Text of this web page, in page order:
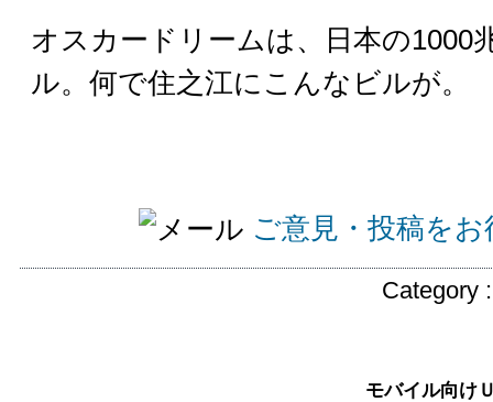
オスカードリームは、日本の1000
ル。何で住之江にこんなビルが。
ご意見・投稿を
Category
モバイル向け